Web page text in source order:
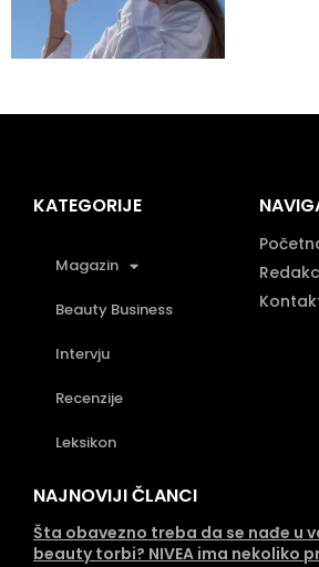
KATEGORIJE
Magazin
Beauty Business
Intervju
Recenzije
Leksikon
NAJNOVIJI ČLANCI
Šta obavezno treba da se nađe u
beauty torbi? NIVEA ima nekoliko